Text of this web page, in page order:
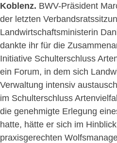
Koblenz. BWV-Präsident
der letzten
Landwirtschaftsministerin
dankte ihr für die
Initiative Schulterschluss
ein Forum, in dem sich
Verwaltung intensiv
im Schulterschluss
die genehmigte Erlegung
hatte, hätte er sich im
praxisgerechten